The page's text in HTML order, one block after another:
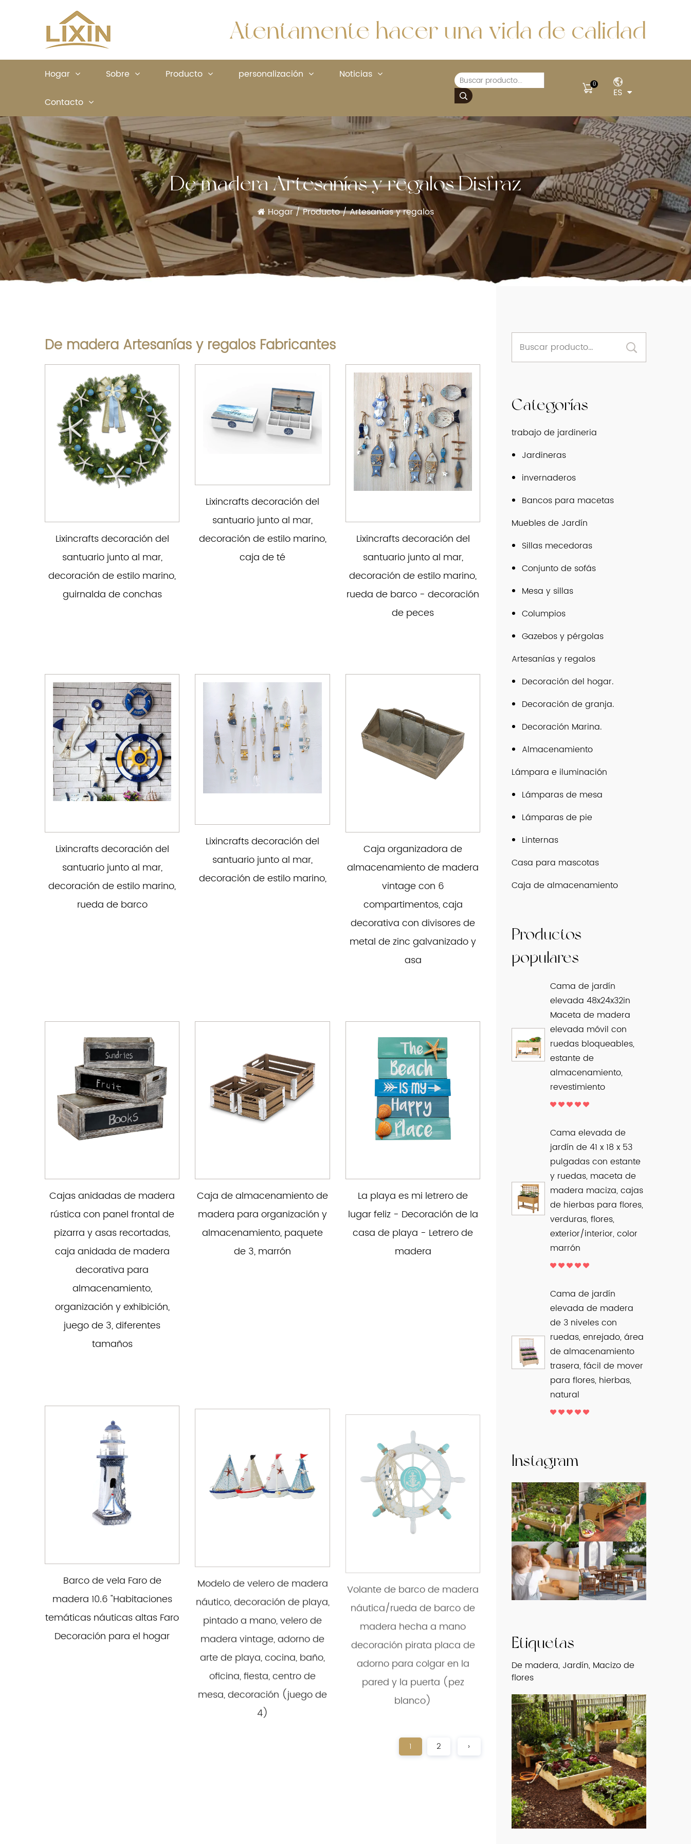
Atentamente hacer una vida de calidad
Hogar Sobre Producto personalización Noticias
Contacto
0
ES
De madera Artesanías y regalos Disfraz
Hogar/Producto/Artesanías y regalos
De madera Artesanías y regalos Fabricantes
Lixincrafts decoración del
santuario junto al mar,
decoración de estilo marino,
guirnalda de conchas
Lixincrafts decoración del
santuario junto al mar,
decoración de estilo marino,
caja de té
Lixincrafts decoración del
santuario junto al mar,
decoración de estilo marino,
rueda de barco - decoración
de peces
Lixincrafts decoración del
santuario junto al mar,
decoración de estilo marino,
rueda de barco
Lixincrafts decoración del
santuario junto al mar,
decoración de estilo marino,
Caja organizadora de
almacenamiento de madera
vintage con 6
compartimentos, caja
decorativa con divisores de
metal de zinc galvanizado y
asa
Cajas anidadas de madera
rústica con panel frontal de
pizarra y asas recortadas,
caja anidada de madera
decorativa para
almacenamiento,
organización y exhibición,
juego de 3, diferentes
tamaños
Caja de almacenamiento de
madera para organización y
almacenamiento, paquete
de 3, marrón
La playa es mi letrero de
lugar feliz - Decoración de la
casa de playa - Letrero de
madera
Barco de vela Faro de
madera 10.6 "Habitaciones
temáticas náuticas altas Faro
Decoración para el hogar
Modelo de velero de madera
náutico, decoración de playa,
pintado a mano, velero de
madera vintage, adorno de
arte de playa, cocina, baño,
oficina, fiesta, centro de
mesa, decoración (juego de
4)
náutica/rueda de barco de
madera hecha a mano
adorno para colgar en la
pared y la puerta (pez
blanco)
1 2 ›
Categorías
trabajo de jardineria
Jardineras
invernaderos
Bancos para macetas
Muebles de Jardín
Sillas mecedoras
Conjunto de sofás
Mesa y sillas
Columpios
Gazebos y pérgolas
Artesanías y regalos
Decoración del hogar.
Decoración de granja.
Decoración Marina.
Almacenamiento
Lámpara e iluminación
Lámparas de mesa
Lámparas de pie
Linternas
Casa para mascotas
Caja de almacenamiento
Productos
populares
Cama de jardín
elevada 48x24x32in
Maceta de madera
elevada móvil con
ruedas bloqueables,
estante de
almacenamiento,
revestimiento
Cama elevada de
jardín de 41 x 18 x 53
pulgadas con estante
y ruedas, maceta de
madera maciza, cajas
de hierbas para flores,
verduras, flores,
exterior/interior, color
marrón
Cama de jardín
elevada de madera
de 3 niveles con
ruedas, enrejado, área
de almacenamiento
trasera, fácil de mover
para flores, hierbas,
natural
Instagram
Etiquetas
De madera, Jardín, Macizo de
flores